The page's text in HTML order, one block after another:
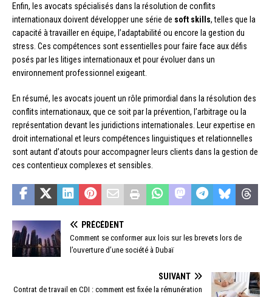
Enfin, les avocats spécialisés dans la résolution de conflits
internationaux doivent développer une série de soft skills, telles que la
capacité à travailler en équipe, l’adaptabilité ou encore la gestion du
stress. Ces compétences sont essentielles pour faire face aux défis
posés par les litiges internationaux et pour évoluer dans un
environnement professionnel exigeant.
En résumé, les avocats jouent un rôle primordial dans la résolution des
conflits internationaux, que ce soit par la prévention, l’arbitrage ou la
représentation devant les juridictions internationales. Leur expertise en
droit international et leurs compétences linguistiques et relationnelles
sont autant d’atouts pour accompagner leurs clients dans la gestion de
ces contentieux complexes et sensibles.
PRÉCÉDENT
Comment se conformer aux lois sur les brevets lors de
l’ouverture d’une société à Dubaï
SUIVANT
Contrat de travail en CDI : comment est fixée la rémunération